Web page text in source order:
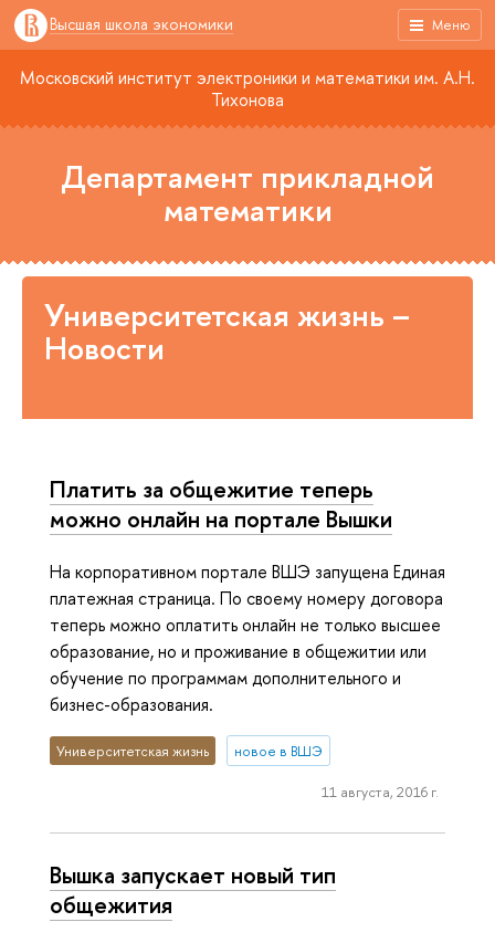
Меню
Высшая школа экономики
Московский институт электроники и математики им. А.Н.
Тихонова
Департамент прикладной
математики
Университетская жизнь –
Новости
Платить за общежитие теперь
можно онлайн на портале Вышки
На корпоративном портале ВШЭ запущена Единая
платежная страница. По своему номеру договора
теперь можно оплатить онлайн не только высшее
образование, но и проживание в общежитии или
обучение по программам дополнительного и
бизнес-образования.
Университетская жизнь новое в ВШЭ
11 августа, 2016 г.
Вышка запускает новый тип
общежития